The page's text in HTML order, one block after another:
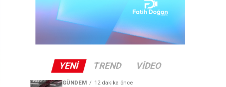
YENI TREND VIDEO
GÜNDEM 12 dakika önce